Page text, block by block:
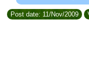
Post date: 11/Nov/2009